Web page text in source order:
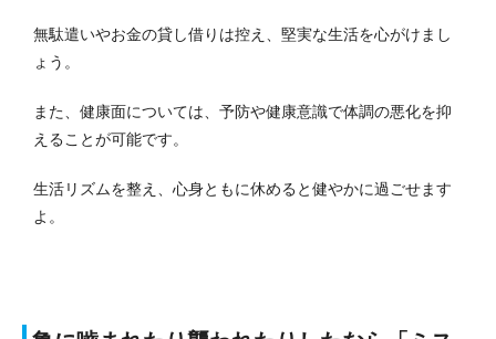
無駄遣いやお金の貸し借りは控え、堅実な生活を心がけまし
ょう。
また、健康面については、予防や健康意識で体調の悪化を抑
えることが可能です。
生活リズムを整え、心身ともに休めると健やかに過ごせます
よ。